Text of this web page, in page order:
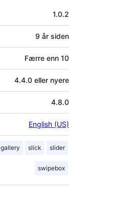
1.0.2
9 år siden
Færre enn 10
4.4.0 eller nyere
4.8.0
English (US)
gallery slick slider
swipebox